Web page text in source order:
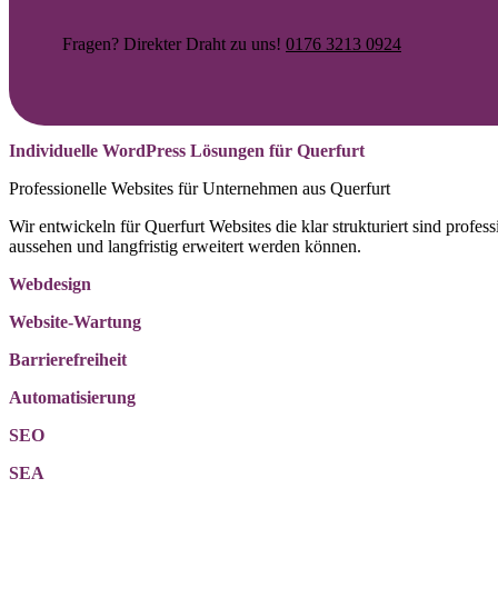
Individuelle WordPress Lösungen für Querfurt
Professionelle Websites für Unternehmen aus Querfurt
Wir entwickeln für Querfurt Websites die klar strukturiert sind
aussehen und langfristig erweitert werden können.
Webdesign
Website-Wartung
Barrierefreiheit
Automatisierung
SEO
SEA
Fragen? Direkter Draht zu uns! 0176 3213 0924